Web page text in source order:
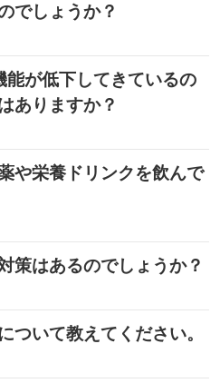
でしょうか？
が低下してきているの
ありますか？
や栄養ドリンクを飲んで
策はあるのでしょうか？
ついて教えてください。